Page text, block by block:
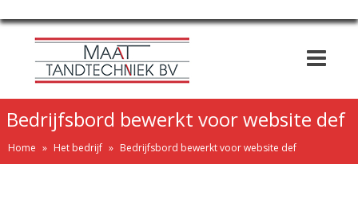
Bedrijfsbord bewerkt voor website def
Home » Het bedrijf » Bedrijfsbord bewerkt voor website def